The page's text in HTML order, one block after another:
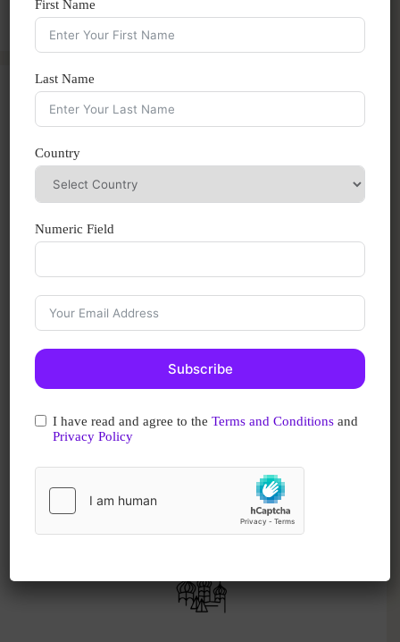
Investigamos las culturas del mundo.
First Name
Last Name
Country
Numeric Field
Subscribe
I have read and agree to theTerms and Conditions and
Privacy Policy